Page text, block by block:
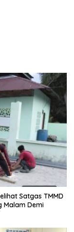
Satgas TMMD
Malam Demi